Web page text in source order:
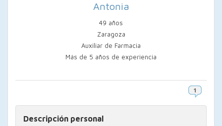
Antonia
49 años
Zaragoza
Auxiliar de Farmacia
Más de 5 años de experiencia
Descripción personal